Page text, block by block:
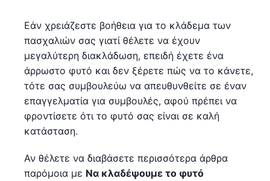
Εάν χρειάζεστε βοήθεια για το κλάδεμα των
πασχαλιών σας γιατί θέλετε να έχουν
μεγαλύτερη διακλάδωση, επειδή έχετε ένα
άρρωστο φυτό και δεν ξέρετε πώς να το κάνετε,
τότε σας συμβουλεύω να απευθυνθείτε σε έναν
επαγγελματία για συμβουλές, αφού πρέπει να
φροντίσετε ότι το φυτό σας είναι σε καλή
κατάσταση.
Αν θέλετε να διαβάσετε περισσότερα άρθρα
παρόμοια με Να κλαδέψουμε το φυτό